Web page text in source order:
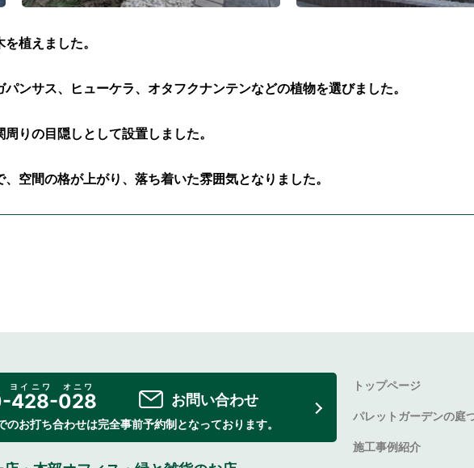
植えました。
ンサス、ヒューケラ、オタフクナンテンなどの植物を選びました。
りの目隠しとして設置しました。
空間の格が上がり、落ち着いた雰囲気となりました。
ヨイニワ オニワ
428-028 お問い合わせ
のお打ち合わせは完全事前予約制となっております。
トップページ
パレットガーデンの庭
施工事例紹介